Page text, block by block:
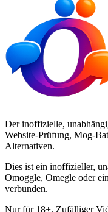
Der inoffizielle,
Website-Prüfung, Mog-
Alternativen.
Dies ist ein inoffizieller,
Omoggle, Omegle oder
verbunden.
Nur für 18+. Zufälliger